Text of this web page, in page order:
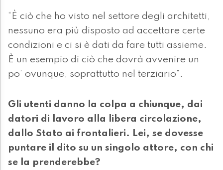
“È ciò che ho visto nel settore degli architetti,
nessuno era più disposto ad accettare certe
condizioni e ci si è dati da fare tutti assieme.
È un esempio di ciò che dovrà avvenire un
po’ ovunque, soprattutto nel terziario”.
Gli utenti danno la colpa a chiunque, dai
datori di lavoro alla libera circolazione,
dallo Stato ai frontalieri. Lei, se dovesse
puntare il dito su un singolo attore, con chi
se la prenderebbe?